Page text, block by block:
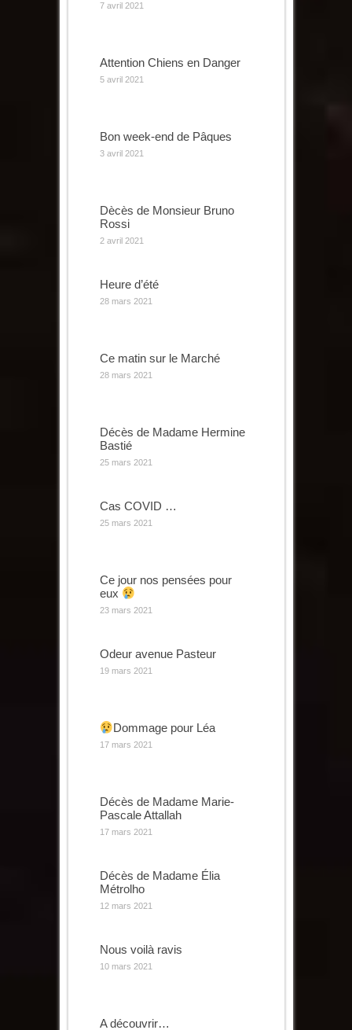
7 avril 2021
Attention Chiens en Danger
5 avril 2021
Bon week-end de Pâques
3 avril 2021
Dècès de Monsieur Bruno
Rossi
2 avril 2021
Heure d’été
28 mars 2021
Ce matin sur le Marché
28 mars 2021
Décès de Madame Hermine
Bastié
25 mars 2021
Cas COVID …
25 mars 2021
Ce jour nos pensées pour
eux
23 mars 2021
Odeur avenue Pasteur
19 mars 2021
Dommage pour Léa
17 mars 2021
Décès de Madame Marie-
Pascale Attallah
17 mars 2021
Décès de Madame Élia
Métrolho
12 mars 2021
Nous voilà ravis
10 mars 2021
A découvrir…